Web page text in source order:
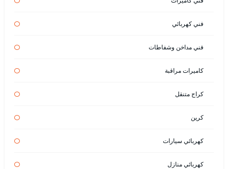
فني كهربائي
فني مداخن وشفاطات
كاميرات مراقبة
كراج متنقل
كرين
كهربائي سيارات
كهربائي منازل